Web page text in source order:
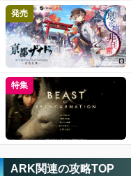
発売
特集
ARK関連の攻略TOP